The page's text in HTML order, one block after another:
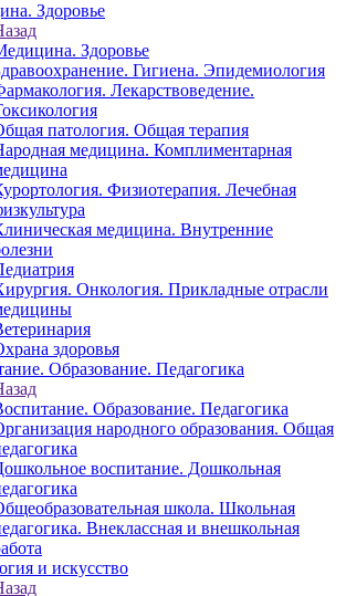
Здоровье
Здоровье
Гигиена. Эпидемиология
Лекарствоведение.
патология. Общая терапия
медицина. Комплиментарная
Физиотерапия. Лечебная
медицина. Внутренние
Онкология. Прикладные отрасли
здоровья
Образование. Педагогика
Образование. Педагогика
народного образования. Общая
воспитание. Дошкольная
школа. Школьная
Внеклассная и внешкольная
и искусство